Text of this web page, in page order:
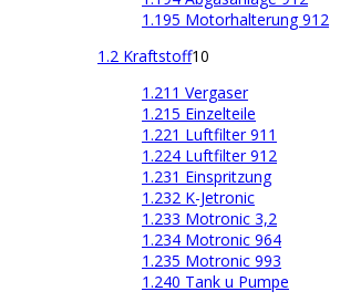
1.195 Motorhalterung 912
1.2 Kraftstoff10
1.211 Vergaser
1.215 Einzelteile
1.221 Luftfilter 911
1.224 Luftfilter 912
1.231 Einspritzung
1.232 K-Jetronic
1.233 Motronic 3,2
1.234 Motronic 964
1.235 Motronic 993
1.240 Tank u Pumpe